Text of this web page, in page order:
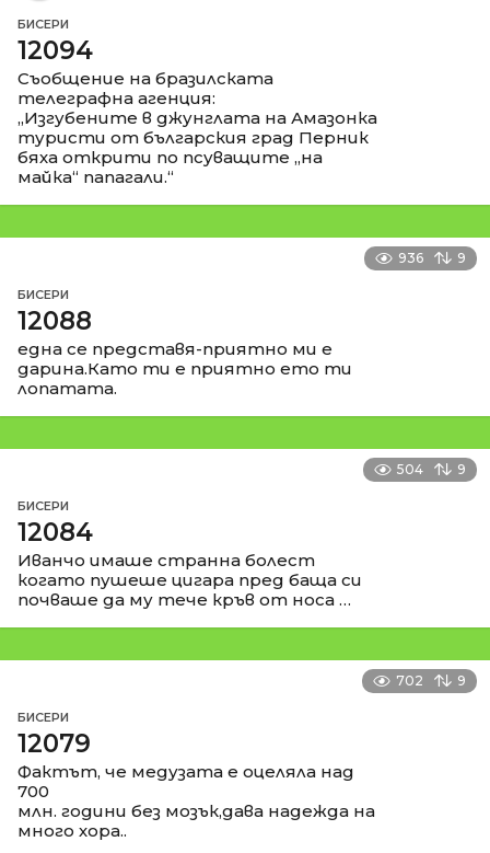
БИСЕРИ
12094
Съобщение на бразилската
телеграфна агенция:
„Изгубените в джунглата на Амазонка
туристи от българския град Перник
бяха открити по псуващите „на
майка“ папагали.“
936 9
БИСЕРИ
12088
една се представя-приятно ми е
дарина.Като ти е приятно ето ти
лопатата.
504 9
БИСЕРИ
12084
Иванчо имаше странна болест
когато пушеше цигара пред баща си
почваше да му тече кръв от носа …
702 9
БИСЕРИ
12079
Фактът, че медузата е оцеляла над
700
млн. години без мозък,дава надежда на
много хора..